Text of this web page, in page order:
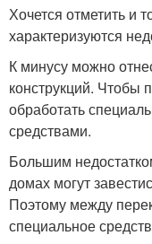
Хочется отметить и
характеризуются
К минусу можно
конструкций. Чтобы
обработать
средствами.
Большим
домах могут
Поэтому между
специальное